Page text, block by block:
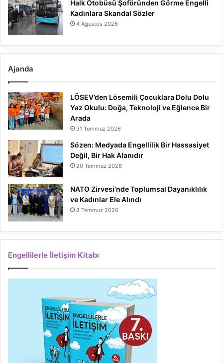
Halk Otobüsü Şoföründen Görme Engelli
Kadınlara Skandal Sözler
4 Ağustos 2026
Ajanda
LÖSEV’den Lösemili Çocuklara Dolu Dolu
Yaz Okulu: Doğa, Teknoloji ve Eğlence Bir
Arada
31 Temmuz 2026
Sözen: Medyada Engellilik Bir Hassasiyet
Değil, Bir Hak Alanıdır
20 Temmuz 2026
NATO Zirvesi’nde Toplumsal Dayanıklılık
ve Kadınlar Ele Alındı
8 Temmuz 2026
Engellilerle İletişim Kitabı